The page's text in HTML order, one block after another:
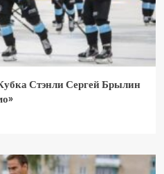
Стэнли Сергей Брылин